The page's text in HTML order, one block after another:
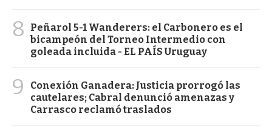
8
Peñarol 5-1 Wanderers: el Carbonero es el
bicampeón del Torneo Intermedio con
goleada incluida - EL PAÍS Uruguay
9
Conexión Ganadera: Justicia prorrogó las
cautelares; Cabral denunció amenazas y
Carrasco reclamó traslados